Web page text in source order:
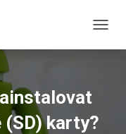
Ř
karty?